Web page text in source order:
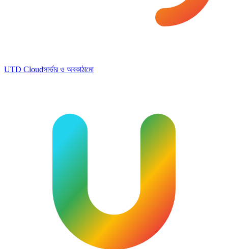
UTD Cloudসার্ভার ও অবকাঠামো